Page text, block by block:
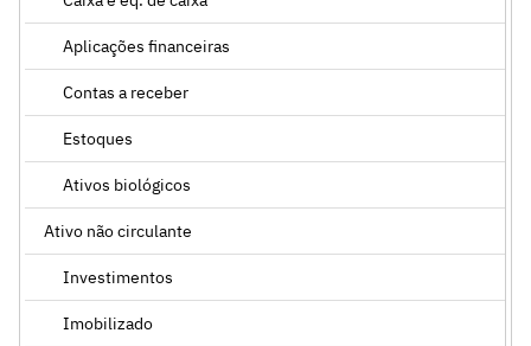
Aplicações financeiras
Contas a receber
Estoques
Ativos biológicos
Ativo não circulante
Investimentos
Imobilizado